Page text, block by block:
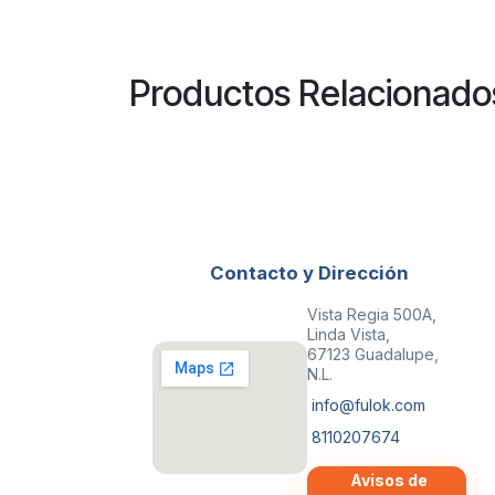
Productos
Contacto y Dirección
Vista Regia 500A,
Linda Vista,
67123 Guadalupe,
N.L.
info@fulok.com
8110207674
Avisos de